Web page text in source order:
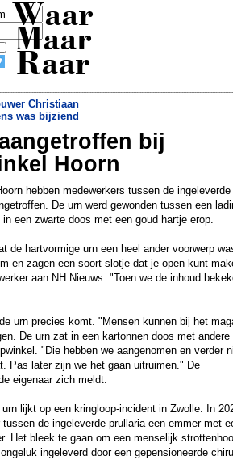
Waar
Maar
Raar
Christiaan
was bijziend
Eerste moderne mens in Nederland was
zwart met blauwe ogen»
bij
Hoorn
hebben medewerkers tussen de ingeleverde
De urn werd gewonden tussen een
een zwarte doos met een goud hartje erop.
de hartvormige urn een heel ander voorwerp
en zagen een soort slotje dat je open kunt
aan NH Nieuws. "Toen we de inhoud
urn precies komt. "Mensen kunnen bij het
De urn zat in een kartonnen doos met andere
"Die hebben we aangenomen en verder
Pas later zijn we het gaan uitruimen." De
eigenaar zich meldt.
lijkt op een kringloop-incident in Zwolle. In
de ingeleverde prullaria een emmer met
Het bleek te gaan om een menselijk
ingeleverd door een gepensioneerde